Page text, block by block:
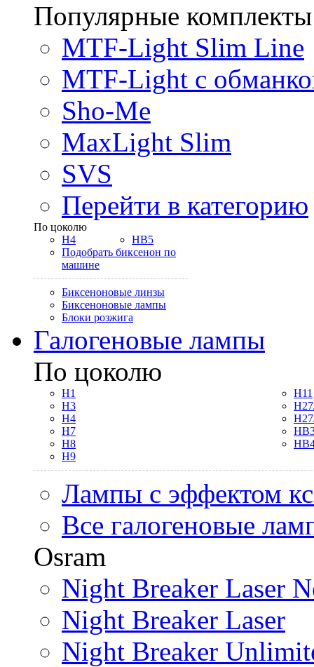
Популярные комплекты
MTF-Light Slim Line
MTF-Light с
Sho-Me
MaxLight Slim
SVS
Перейти в категорию
По цоколю
H4
HB5
Подобрать биксенон по
машине
Биксеноновые линзы
Биксеноновые лампы
Блоки розжига
Галогеновые лампы
По цоколю
H1
H3
H4
H7
H8
H9
H11
Лампы с эффектом
Все галогеновые
Osram
Night Breaker Laser
Night Breaker Laser
Night Breaker